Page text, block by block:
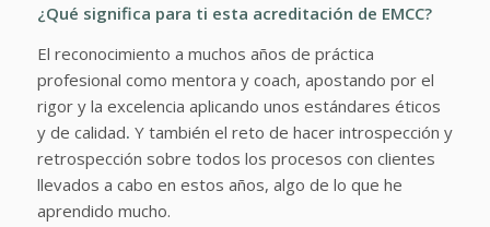
¿Qué significa para ti esta acreditación de EMCC?
El reconocimiento a muchos años de práctica
profesional como mentora y coach, apostando por el
rigor y la excelencia aplicando unos estándares éticos
y de calidad. Y también el reto de hacer introspección y
retrospección sobre todos los procesos con clientes
llevados a cabo en estos años, algo de lo que he
aprendido mucho.